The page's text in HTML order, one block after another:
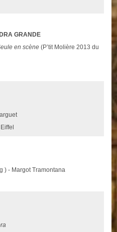
GRANDE
en scène (P’tit Molière 2013 du
) - Margot Tramontana